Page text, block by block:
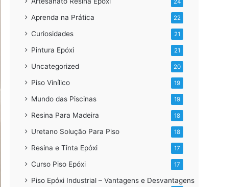
24
Aprenda na Prática 22
Curiosidades 21
Pintura Epóxi 21
Uncategorized 20
Piso Vinílico 19
Mundo das Piscinas 19
Resina Para Madeira 18
Uretano Solução Para Piso 18
Resina e Tinta Epóxi 17
Curso Piso Epóxi 17
Piso Epóxi Industrial – Vantagens e Desvantagens